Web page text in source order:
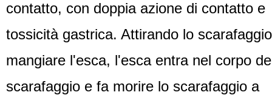
contatto, con doppia azione di contatto e
tossicità gastrica. Attirando lo
mangiare l'esca, l'esca entra nel corpo
scarafaggio e fa morire lo scarafaggio a